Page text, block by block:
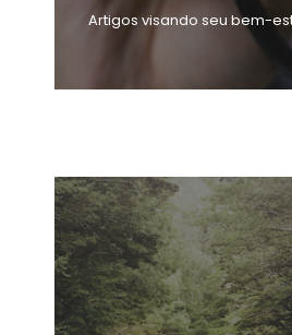
Artigos visando seu bem-